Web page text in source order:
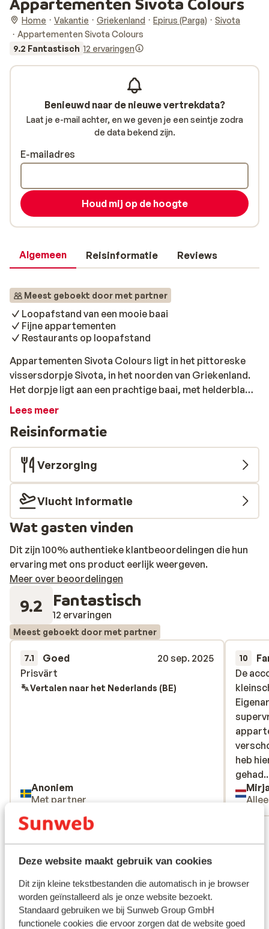
Deze website maakt gebruik van cookies
Dit zijn kleine tekstbestanden die automatisch in je browser
worden geïnstalleerd als je onze website bezoekt.
Standaard gebruiken we bij Sunweb Group GmbH
functionele cookies die ervoor zorgen dat de website goed
Home Vakantie Griekenland Epirus (Parga)
Sivota
Appartementen Sivota Colours
9.2 Fantastisch 12 ervaringen
Algemeen Reisinformatie Reviews
Meest geboekt door met partner
Loopafstand van een mooie baai
Fijne appartementen
Restaurants op loopafstand
Appartementen Sivota Colours ligt in het pittoreske
vissersdorpje Sivota, in het noorden van Griekenland.
Het dorpje ligt aan een prachtige baai, met helderblauw
water en een gezellige haven. Sivota is een ideale
scala aan restaurants, bars en winkels. Appartementen
Sivota Colours biedt een ruime keuze aan
appartementen, voor 2 tot 4 personen. De
appartementen zijn modern ingericht en voorzien van
alle comfort, zoals airconditioning, een kitchenette en
een balkon of terras met uitzicht op zee.
Lees meer
Reisinformatie
Verzorging
Vlucht informatie
Wat gasten vinden
Dit zijn 100% authentieke klantbeoordelingen die hun
ervaring met ons product eerlijk weergeven.
Meer over beoordelingen
9.2 Fantastisch
12 ervaringen
Meest geboekt door met partner
7.1 Goed
20 sep. 2025
Prisvärt
Prisvärt
Vertalen naar het Nederlands (BE)
Anoniem
Met partner
10
De
heb
gehad.
vrijheid
De
heb
Bekijk alle 12 ervaringen
Benieuwd naar de nieuwe vertrekdata?
Laat je e-mail achter, en we geven je een seintje zodra
de data bekend zijn.
E-mailadres
Houd mij op de hoogte
Andere accommodaties in Epirus
(Parga)
Irida Parga (previously Irida Boutique Hotel)